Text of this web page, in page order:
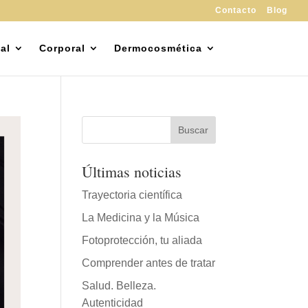
Contacto Blog
Corporal Dermocosmética
Últimas noticias
Trayectoria científica
La Medicina y la Música
Fotoprotección, tu aliada
Comprender antes de tratar
Salud. Belleza.
Autenticidad